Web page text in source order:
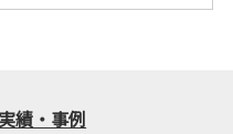
実績・事例